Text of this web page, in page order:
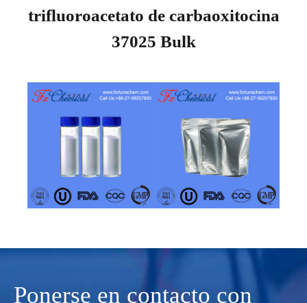
trifluoroacetato de carbaoxitocina
37025 Bulk
Ponerse en contacto con